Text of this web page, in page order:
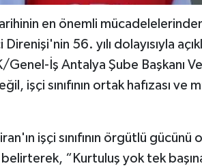
tarihinin en önemli
Direnişi'nin 56. yılı dolayısıyla
Genel-İş Antalya Şube Başkanı
işçi sınıfının ortak hafızası
işçi sınıfının örgütlü
“Kurtuluş yok tek